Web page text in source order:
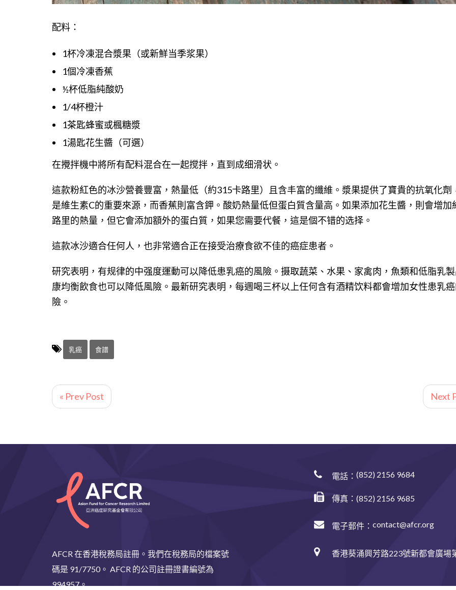
配料：
1杯冷凍混合漿果（或新鮮当季浆果）
1個冷凍香蕉
½杯低脂純酸奶
1/4杯橙汁
1茶匙蜂蜜或楓糖漿
1湯匙花生醬（可選）
在攪拌機中將所有配料混合在一起搅拌，直到成细滑状。
這款粉紅色的冰沙營養豐富，熱量低（約315卡路里）且含丰富的纖維。漿果提供了寶貴的抗氧化劑
是維生素C的重要來源，而香蕉則富含鉀。酸奶熱量低但蛋白質含量高。如果添加花生醬，則會增加
路里的熱量，但它會添加額外的蛋白質，如果您需要代餐，這是個不错的选择。
這款冰沙適合任何人，也非常適合正在接受治療食欲不佳的癌症患者。
研究表明，有规律的中强度運動可以降低患乳癌的風險。摄取蔬菜、水果、家禽肉，魚類和低脂乳
康均衡飲食也可以降低風險。最新研究表明，每週喝三杯以上任何含有酒精饮料都會增加女性患乳
險。
乳癌 食譜
« Prev Post Next
AFCR 在香港稅務局註冊。我們在稅務局的檔案號
碼是 91/7750。 AFCR 的公司註冊證書編號為
994957。
電話：(852) 2156 9684
傳真：(852) 2156 9685
電子郵件：contact@afcr.org
香港葵涌興芳路223號新都會廣場